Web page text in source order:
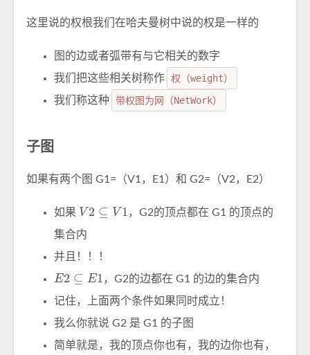
这里说的权根我们在哈夫曼树中说的权是一样的
图的边或者弧带有与它相关的数字
我们把这些相关树称作 权（weight）
我们称这种
带权图为网（NetWork）
子图
如果有两个图 G1=（V1，E1）和 G2=（V2，E2）
如果 V2 ⊆V1
，G2的顶点都在 G1 的顶点的
集合内
并且！！！
E2⊆E 1
，G2的边都在 G1 的边的集合内
记住，上面两个条件如果同时成立！
我么你就说 G2 是 G1 的子图
简单就是，我的顶点你也有，我的边你也有，